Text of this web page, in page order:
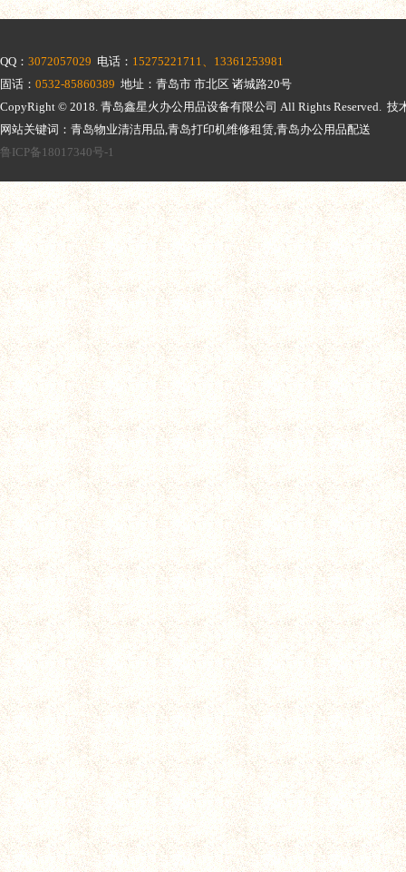
QQ： 3072057029 电话： 15275221711、13361253981
固话： 0532-85860389 地址：青岛市 市北区 诸城路20号
CopyRight © 2018. 青岛鑫星火办公用品设备有限公司 All Rights Reserved. 技
网站关键词：青岛物业清洁用品,青岛打印机维修租赁,青岛办公用品配送
鲁ICP备18017340号-1